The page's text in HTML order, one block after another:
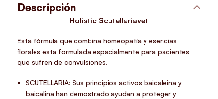
Descripción
Holistic Scutellariavet
Esta fórmula que combina homeopatía y esencias
florales esta formulada espacialmente para pacientes
que sufren de convulsiones.
SCUTELLARIA: Sus principios activos baicaleina y
baicalina han demostrado ayudan a proteger y